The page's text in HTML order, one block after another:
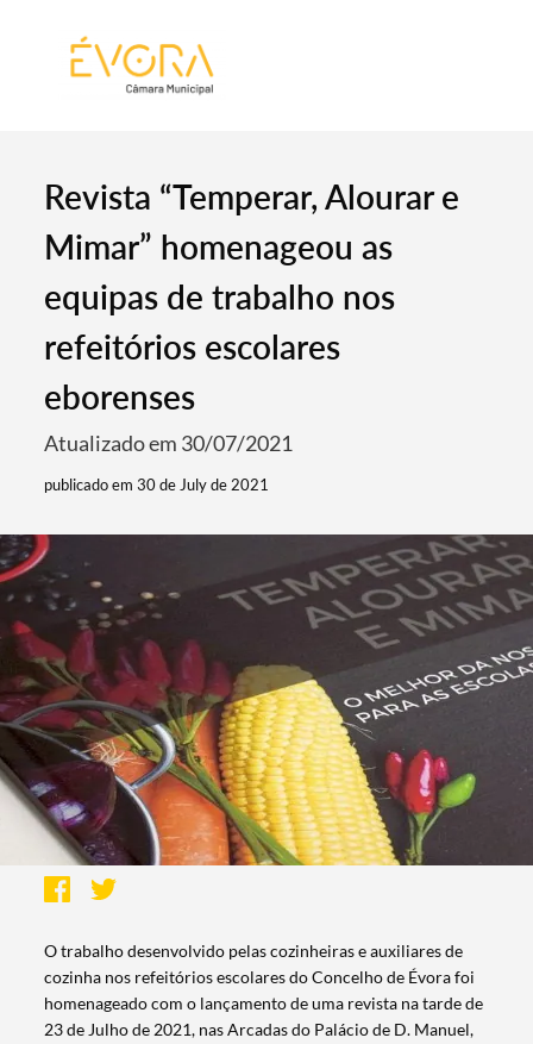
Revista “Temperar, Alourar e
Mimar” homenageou as
equipas de trabalho nos
refeitórios escolares
eborenses
Atualizado em 30/07/2021
publicado em 30 de July de 2021
O trabalho desenvolvido pelas cozinheiras e auxiliares de
cozinha nos refeitórios escolares do Concelho de Évora foi
homenageado com o lançamento de uma revista na tarde de
23 de Julho de 2021, nas Arcadas do Palácio de D. Manuel,